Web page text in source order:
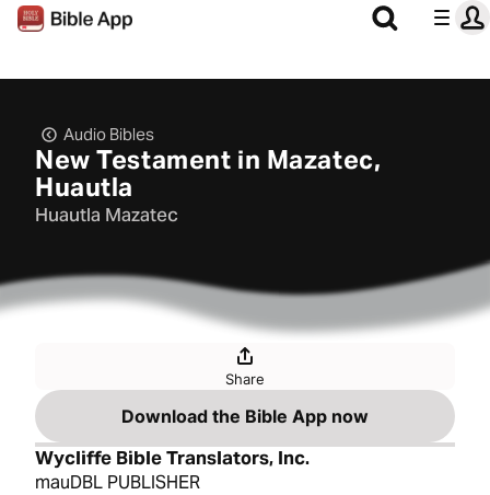
Audio Bibles
New Testament in Mazatec,
Huautla
Huautla Mazatec
Share
Download the Bible App now
Wycliffe Bible Translators, Inc.
mauDBL PUBLISHER